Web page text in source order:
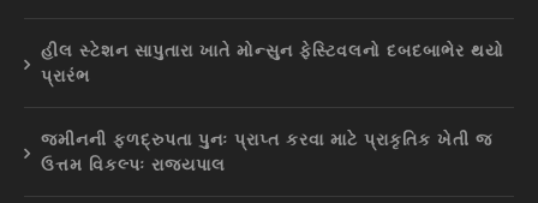
હીલ સ્ટેશન સાપુતારા ખાતે મોન્સુન ફેસ્ટિવલનો દબદબાભેર થયો
પ્રારંભ
જમીનની ફળદ્રુપતા પુનઃ પ્રાપ્ત કરવા માટે પ્રાકૃતિક ખેતી જ
ઉત્તમ વિકલ્પઃ રાજ્યપાલ